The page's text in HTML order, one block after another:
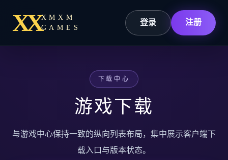
XXXMXM
GAMES
登录 注册
下载中心
游戏下载
与游戏中心保持一致的纵向列表布局，集中展示客户端下
载入口与版本状态。